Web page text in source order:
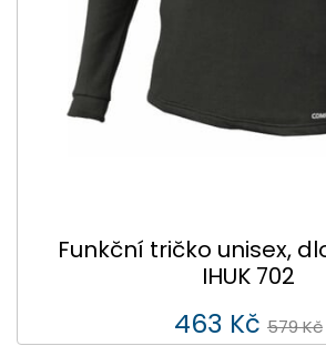
Funkční tričko unisex,
IHUK 702
463 Kč 579 Kč